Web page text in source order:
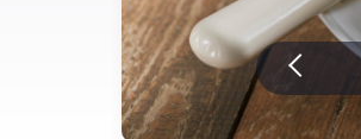
Instagram
YouTube